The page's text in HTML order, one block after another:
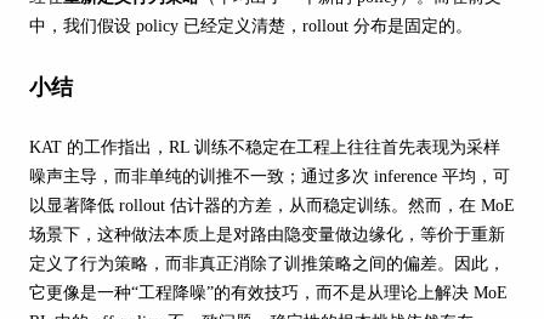
中，我们假设 policy 已经定义清楚，rollout 分布是固定的。
小结
KAT 的工作指出，RL 训练不稳定在工程上往往首先表现为采样
噪声主导，而非单纯的训推不一致；通过多次 inference 平均，可
以显著降低 rollout 估计器的方差，从而稳定训练。然而，在 MoE
场景下，这种做法本质上是对路由隐变量做边缘化，等价于重新
定义了行为策略，而非真正消除了训推策略之间的偏差。因此，
它更像是一种“工程降噪”的有效技巧，而不是从理论上解决 MoE